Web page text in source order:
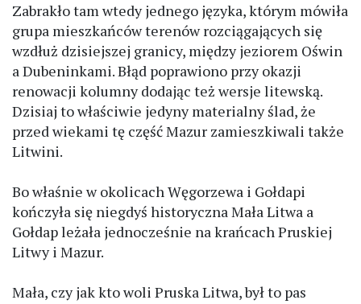
Zabrakło tam wtedy jednego języka, którym mówiła
grupa mieszkańców terenów rozciągających się
wzdłuż dzisiejszej granicy, między jeziorem Oświn
a Dubeninkami. Błąd poprawiono przy okazji
renowacji kolumny dodając też wersje litewską.
Dzisiaj to właściwie jedyny materialny ślad, że
przed wiekami tę część Mazur zamieszkiwali także
Litwini.
Bo właśnie w okolicach Węgorzewa i Gołdapi
kończyła się niegdyś historyczna Mała Litwa a
Gołdap leżała jednocześnie na krańcach Pruskiej
Litwy i Mazur.
Mała, czy jak kto woli Pruska Litwa, był to pas